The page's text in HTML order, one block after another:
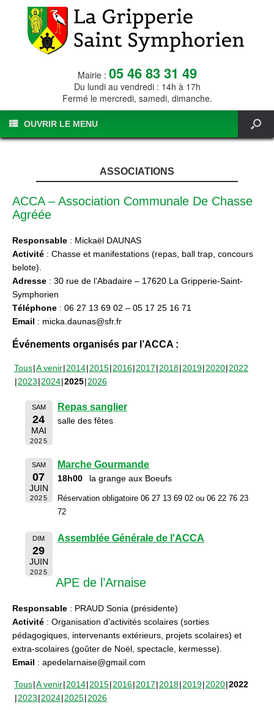
Mairie : 05 46 83 31 49
Du lundi au vendredi : 14h à 17h
Fermé le mercredi, samedi, dimanche.
OUVRIR LE MENU
ASSOCIATIONS
ACCA – Association Communale De Chasse
Agréée
Responsable : Mickaël DAUNAS
Activité : Chasse et manifestations (repas, ball trap, concours
belote).
Adresse : 30 rue de l’Abadaire – 17620 La Gripperie-Saint-
Symphorien
Téléphone : 06 27 13 69 02 – 05 17 25 16 71
Email : micka.daunas@sfr.fr
Événements organisés par l’ACCA :
Tous A venir 2014 2015 2016 2017 2018 2019 2020 2022
2023 2024 2025 2026
SAM
24
MAI
2025
Repas sanglier
salle des fêtes
SAM
07
JUIN
2025
Marche Gourmande
18h00 la grange aux Boeufs
Réservation obligatoire 06 27 13 69 02 ou 06 22 76 23
72
DIM
29
JUIN
2025
Assemblée Générale de l'ACCA
APE de l’Arnaise
Responsable : PRAUD Sonia (présidente)
Activité : Organisation d’activités scolaires (sorties
pédagogiques, intervenants extérieurs, projets scolaires) et
extra-scolaires (goûter de Noël, spectacle, kermesse).
Email : apedelarnaise@gmail.com
Tous A venir 2014 2015 2016 2017 2018 2019 2020 2022
2023 2024 2025 2026